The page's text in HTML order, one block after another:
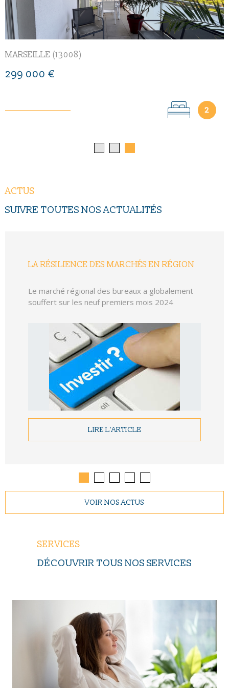
MARSEILLE (13008)
299 000 €
2
ACTUS
SUIVRE TOUTES NOSACTUALITÉS
LA RÉSILIENCE DES MARCHÉS EN RÉGION
Le marché régional des bureaux a globalement
souffert sur les neuf premiers mois 2024
LIRE L'ARTICLE
VOIR NOS ACTUS
SERVICES
DÉCOUVRIR TOUS NOS SERVICES